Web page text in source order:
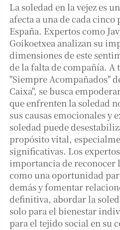
La soledad en la vejez es
afecta a una de cada cinco
España. Expertos como
Goikoetxea analizan su
dimensiones de este
de la falta de compañía. A
"Siempre Acompañados"
Caixa", se busca
que enfrenten la soledad
sus causas emocionales y
soledad puede
propósito vital,
significativas. Los
importancia de
como una oportunidad
demás y fomentar
definitiva, abordar la
solo para el bienestar
para el tejido social en su